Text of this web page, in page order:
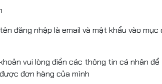
M252DW / M252MFP / M277
đạt chứng nhận STMC, CE, REACH,
đăng nhập là email và mật khẩu vào
vui lòng điền các thông tin cá nhân
đơn hàng của mình